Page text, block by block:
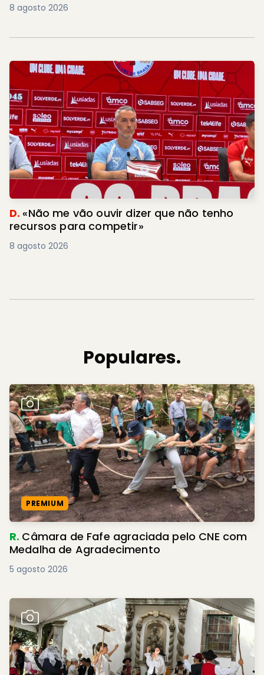
8 agosto 2026
D. «Não me vão ouvir dizer que não tenho
recursos para competir»
8 agosto 2026
Populares.
PREMIUM
R. Câmara de Fafe agraciada pelo CNE com
Medalha de Agradecimento
5 agosto 2026